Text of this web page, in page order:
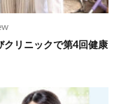
クリニックで第4回健康